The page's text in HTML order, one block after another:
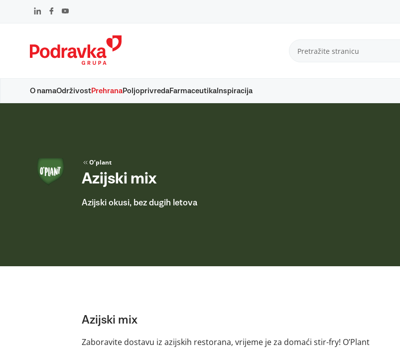
O namaOdrživostPrehranaPoljoprivredaFarmaceutikaInspiracija
O’plant
Azijski mix
Azijski okusi, bez dugih letova
Azijski mix
Zaboravite dostavu iz azijskih restorana, vrijeme je za domaći stir-fry! O’Plant